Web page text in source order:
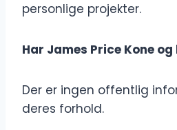
personlige projekter.
Har James Price Kone
Der er ingen offentlig
deres forhold.